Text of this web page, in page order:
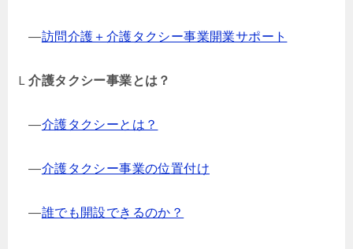
―訪問介護＋介護タクシー事業開業サポート
Ｌ介護タクシー事業とは？
―介護タクシーとは？
―介護タクシー事業の位置付け
―誰でも開設できるのか？